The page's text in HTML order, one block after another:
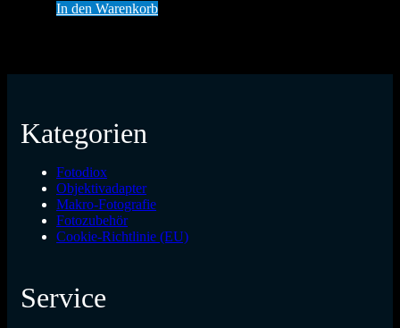
In den Warenkorb
Kategorien
Fotodiox
Objektivadapter
Makro-Fotografie
Fotozubehör
Cookie-Richtlinie (EU)
Service